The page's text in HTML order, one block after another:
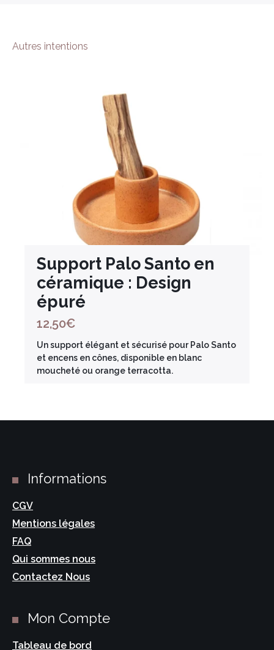
Autres intentions
Support Palo Santo en
céramique : Design
épuré
12,50€
Un support élégant et sécurisé pour Palo Santo
et encens en cônes, disponible en blanc
moucheté ou orange terracotta.
Informations
CGV
Mentions légales
FAQ
Qui sommes nous
Contactez Nous
Mon Compte
Tableau de bord